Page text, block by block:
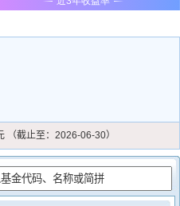
（截止至：2026-06-30）